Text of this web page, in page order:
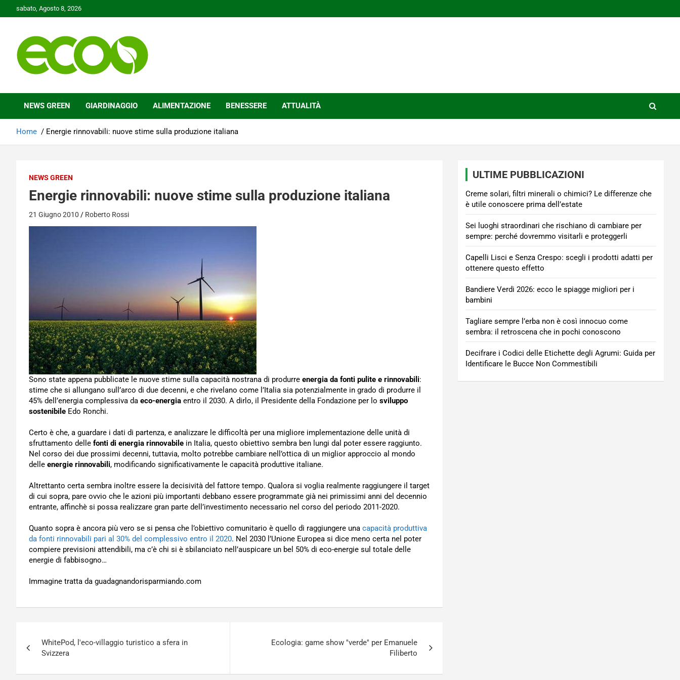
to
sabato, Agosto 8, 2026
Ecoo.it
NEWS GREEN GIARDINAGGIO ALIMENTAZIONE BENESSERE ATTUALITÀ
Home Energie rinnovabili: nuove stime sulla produzione italiana
NEWS GREEN
Energie rinnovabili: nuove stime sulla produzione italiana
21 Giugno 2010 Roberto Rossi
Sono state appena pubblicate le nuove stime sulla capacità nostrana di produrre energia da fonti pulite e rinnovabili:
stime che si allungano sull’arco di due decenni, e che rivelano come l’Italia sia potenzialmente in grado di produrre il
45% dell’energia complessiva da eco-energia entro il 2030. A dirlo, il Presidente della Fondazione per lo sviluppo
sostenibile Edo Ronchi.
Certo è che, a guardare i dati di partenza, e analizzare le difficoltà per una migliore implementazione delle unità di
sfruttamento delle fonti di energia rinnovabile in Italia, questo obiettivo sembra ben lungi dal poter essere raggiunto.
Nel corso dei due prossimi decenni, tuttavia, molto potrebbe cambiare nell’ottica di un miglior approccio al mondo
delle energie rinnovabili, modificando significativamente le capacità produttive italiane.
Altrettanto certa sembra inoltre essere la decisività del fattore tempo. Qualora si voglia realmente raggiungere il target
di cui sopra, pare ovvio che le azioni più importanti debbano essere programmate già nei primissimi anni del decennio
entrante, affinchè si possa realizzare gran parte dell’investimento necessario nel corso del periodo 2011-2020.
Quanto sopra è ancora più vero se si pensa che l’obiettivo comunitario è quello di raggiungere una capacità produttiva
da fonti rinnovabili pari al 30% del complessivo entro il 2020. Nel 2030 l’Unione Europea si dice meno certa nel poter
compiere previsioni attendibili, ma c’è chi si è sbilanciato nell’auspicare un bel 50% di eco-energie sul totale delle
energie di fabbisogno…
Immagine tratta da guadagnandorisparmiando.com
articoli
WhitePod, l'eco-villaggio turistico a sfera in
Svizzera
Ecologia: game show ''verde'' per Emanuele
Filiberto
ULTIME PUBBLICAZIONI
Creme solari, filtri minerali o chimici? Le differenze che
è utile conoscere prima dell’estate
Sei luoghi straordinari che rischiano di cambiare per
sempre: perché dovremmo visitarli e proteggerli
Capelli Lisci e Senza Crespo: scegli i prodotti adatti per
ottenere questo effetto
Bandiere Verdi 2026: ecco le spiagge migliori per i
bambini
Tagliare sempre l’erba non è così innocuo come
sembra: il retroscena che in pochi conoscono
Decifrare i Codici delle Etichette degli Agrumi: Guida per
Identificare le Bucce Non Commestibili